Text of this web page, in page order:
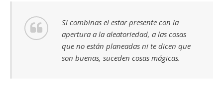
Si combinas el estar presente con la
apertura a la aleatoriedad, a las cosas
que no están planeadas ni te dicen que
son buenas, suceden cosas mágicas.